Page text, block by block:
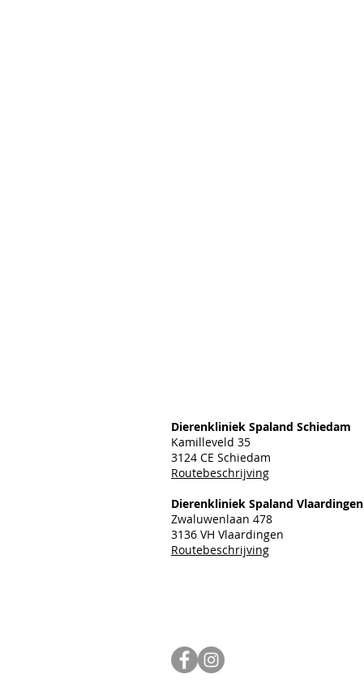
Dierenkliniek Spaland Schiedam
Kamilleveld 35
3124 CE Schiedam
Routebeschrijving
Dierenkliniek Spaland Vlaardingen
Zwaluwenlaan 478
3136 VH Vlaardingen
Routebeschrijving